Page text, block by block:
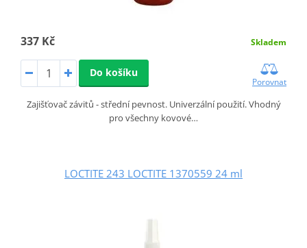
337 Kč Skladem
Do košíku
Porovnat
Zajišťovač závitů - střední pevnost. Univerzální použití. Vhodný
pro všechny kovové…
LOCTITE 243 LOCTITE 1370559 24 ml